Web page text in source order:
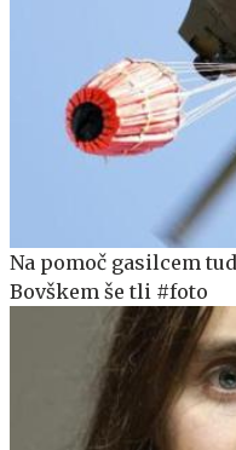
Na pomoč gasilcem
Bovškem še tli #foto